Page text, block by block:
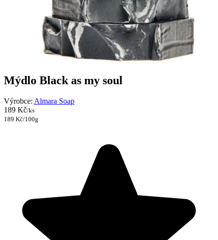
Mýdlo Black as my soul
Výrobce: Almara Soap
189 Kč/ks
189 Kč/100g